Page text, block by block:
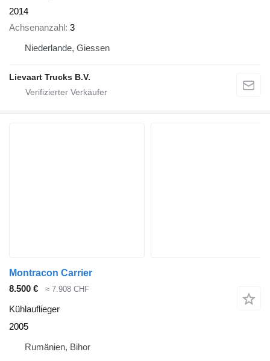
2014
Achsenanzahl 3
Niederlande, Giessen
Lievaart Trucks B.V.
Montracon Carrier
8.500 €
≈ 7.908 CHF
Kühlauflieger
2005
Rumänien, Bihor